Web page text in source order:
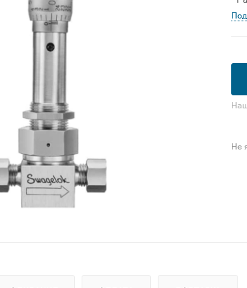
•
Не